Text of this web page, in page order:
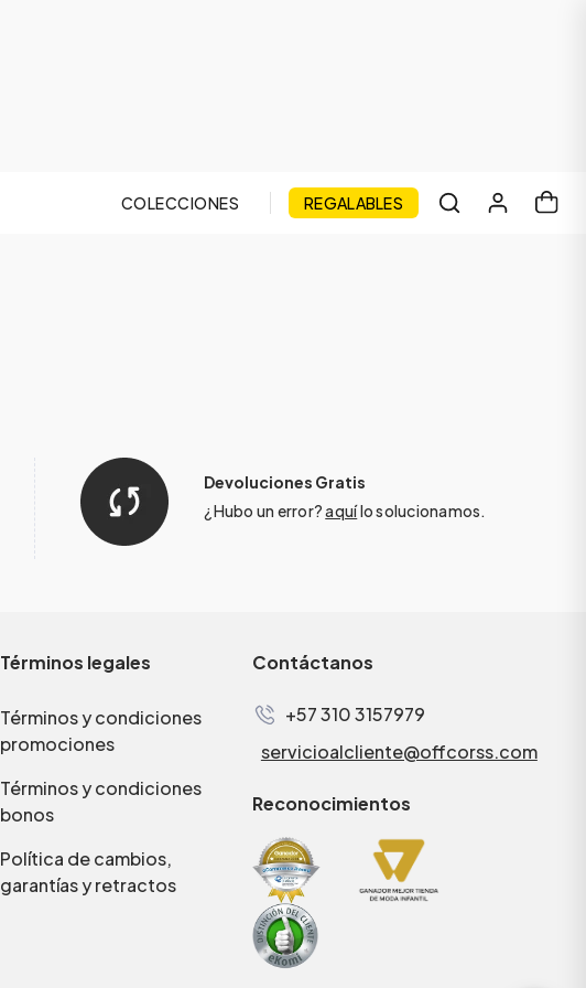
COLECCIONES REGALABLES
Devoluciones Gratis
¿Hubo un error?aquílo solucionamos.
Términos legales
Términos y condiciones
promociones
Términos y condiciones
bonos
Política de cambios,
garantías y retractos
Contáctanos
+57 310 3157979
servicioalcliente@offcorss.com
Reconocimientos